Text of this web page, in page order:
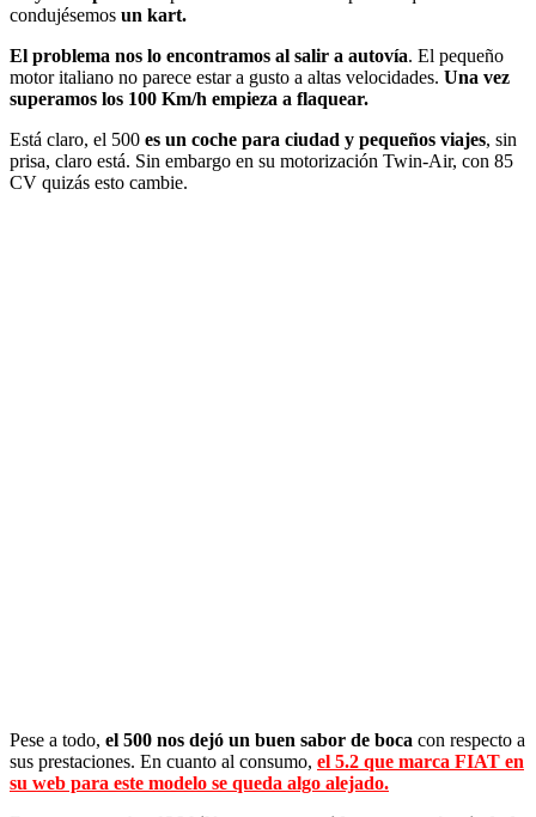
condujésemos un kart.
El problema nos lo encontramos al salir a autovía. El pequeño
motor italiano no parece estar a gusto a altas velocidades. Una vez
superamos los 100 Km/h empieza a flaquear.
Está claro, el 500 es un coche para ciudad y pequeños viajes, sin
prisa, claro está. Sin embargo en su motorización Twin-Air, con 85
CV quizás esto cambie.
Pese a todo, el 500 nos dejó un buen sabor de boca con respecto a
sus prestaciones. En cuanto al consumo, el 5.2 que marca FIAT en
su web para este modelo se queda algo alejado.